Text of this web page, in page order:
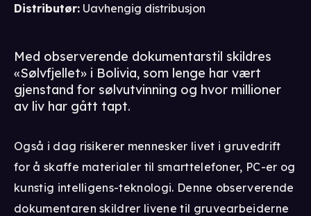
Distributør: Uavhengig distribusjon
Med observerende dokumentarstil skildres
«Sølvfjellet» i Bolivia, som lenge har vært
gjenstand for sølvutvinning og hvor millioner
av liv har gått tapt.
Også i dag risikerer mennesker livet i gruvedrift
for å skaffe materialer til smarttelefoner, PC-er og
kunstig intelligens-teknologi. Denne observerende
dokumentaren skildrer livene til gruvearbeiderne